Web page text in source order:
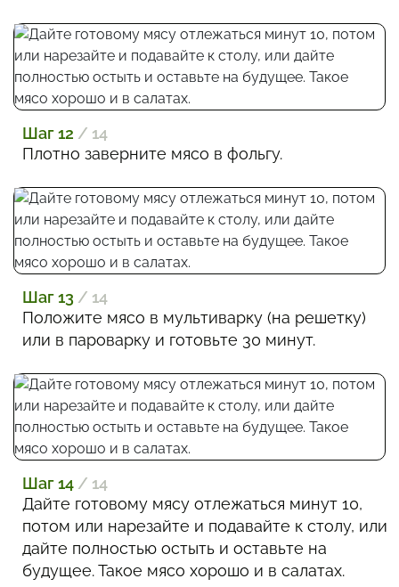
Шаг 12 / 14
Плотно заверните мясо в фольгу.
Шаг 13 / 14
Положите мясо в мультиварку (на решетку)
или в пароварку и готовьте 30 минут.
Шаг 14 / 14
Дайте готовому мясу отлежаться минут 10,
потом или нарезайте и подавайте к столу, или
дайте полностью остыть и оставьте на
будущее. Такое мясо хорошо и в салатах.